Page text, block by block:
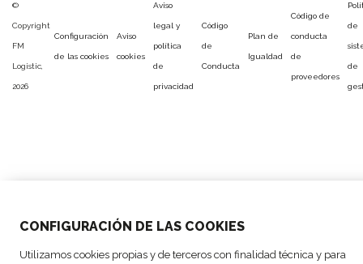
CONFIGURACIÓN DE LAS COOKIES
Utilizamos cookies propias y de terceros con finalidad técnica y para
©
Copyright
FM
Logistic,
2026
Configuración
de las cookies
Aviso
cookies
Aviso
legal y
política
de
privacidad
Código
de
Conducta
Plan de
Igualdad
Código de
conducta
de
proveedores
de
de